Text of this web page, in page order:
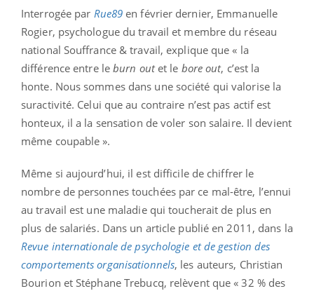
Interrogée par Rue89 en février dernier, Emmanuelle
Rogier, psychologue du travail et membre du réseau
national Souffrance & travail, explique que « la
différence entre le burn outet le bore out, c’est la
honte. Nous sommes dans une société qui valorise la
suractivité. Celui que au contraire n’est pas actif est
honteux, il a la sensation de voler son salaire. Il devient
même coupable ».
Même si aujourd’hui, il est difficile de chiffrer le
nombre de personnes touchées par ce mal-être, l’ennui
au travail est une maladie qui toucherait de plus en
plus de salariés. Dans un article publié en 2011, dans la
Revue internationale de psychologie et de gestion des
comportements organisationnels, les auteurs, Christian
Bourion et Stéphane Trebucq, relèvent que « 32 % des